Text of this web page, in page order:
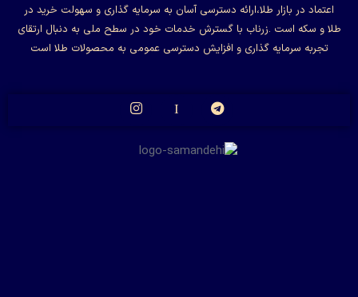
اعتماد در بازار طلا،ارائه دسترسی آسان به سرمایه گذاری و سهولت خرید در
طلا و سکه است .زرناب با گسترش خدمات خود در سطح ملی به دنبال ارتقای
تجربه سرمایه گذاری و افزایش دسترسی عمومی به محصولات طلا است